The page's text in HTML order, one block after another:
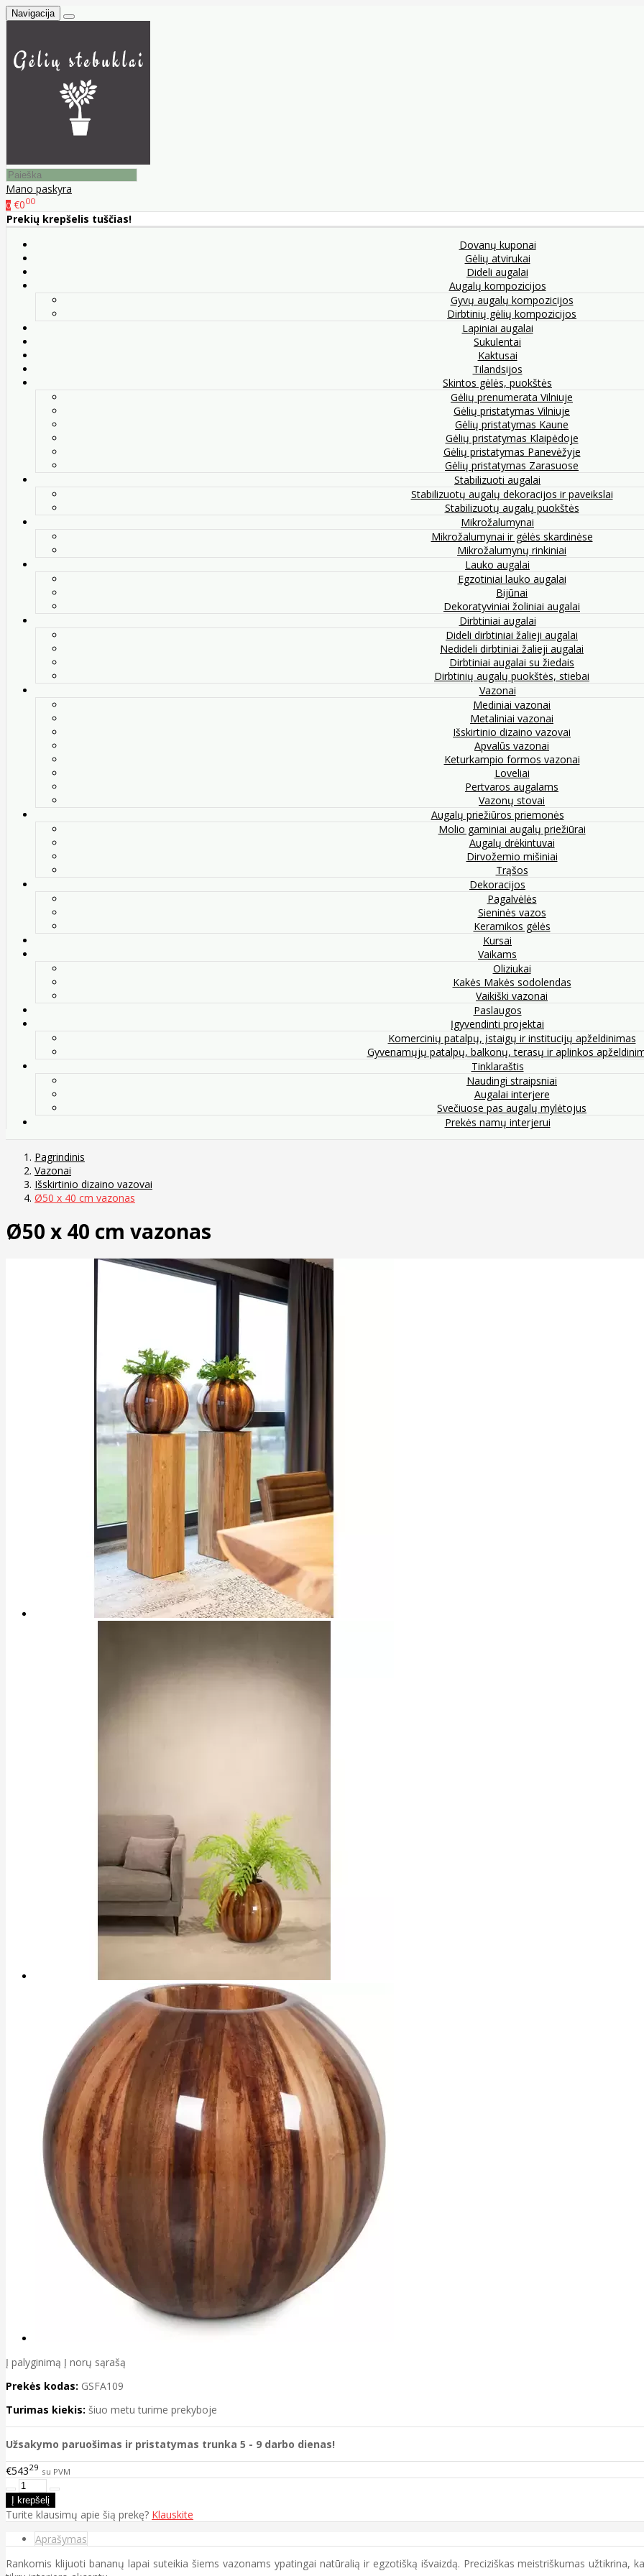
Navigacija
Mano paskyra
0 €000
Prekių krepšelis tuščias!
Dovanų kuponai
Gėlių atvirukai
Dideli augalai
Augalų kompozicijos
Gyvų augalų kompozicijos
Dirbtinių gėlių kompozicijos
Lapiniai augalai
Sukulentai
Kaktusai
Tilandsijos
Skintos gėlės, puokštės
Gėlių prenumerata Vilniuje
Gėlių pristatymas Vilniuje
Gėlių pristatymas Kaune
Gėlių pristatymas Klaipėdoje
Gėlių pristatymas Panevėžyje
Gėlių pristatymas Zarasuose
Stabilizuoti augalai
Stabilizuotų augalų dekoracijos ir paveikslai
Stabilizuotų augalų puokštės
Mikrožalumynai
Mikrožalumynai ir gėlės skardinėse
Mikrožalumynų rinkiniai
Lauko augalai
Egzotiniai lauko augalai
Bijūnai
Dekoratyviniai žoliniai augalai
Dirbtiniai augalai
Dideli dirbtiniai žalieji augalai
Nedideli dirbtiniai žalieji augalai
Dirbtiniai augalai su žiedais
Dirbtinių augalų puokštės, stiebai
Vazonai
Mediniai vazonai
Metaliniai vazonai
Išskirtinio dizaino vazovai
Apvalūs vazonai
Keturkampio formos vazonai
Loveliai
Pertvaros augalams
Vazonų stovai
Augalų priežiūros priemonės
Molio gaminiai augalų priežiūrai
Augalų drėkintuvai
Dirvožemio mišiniai
Trąšos
Dekoracijos
Pagalvėlės
Sieninės vazos
Keramikos gėlės
Kursai
Vaikams
Oliziukai
Kakės Makės sodolendas
Vaikiški vazonai
Paslaugos
Įgyvendinti projektai
Komercinių patalpų, įstaigų ir institucijų apželdinimas
Gyvenamųjų patalpų, balkonų, terasų ir aplinkos
Tinklaraštis
Naudingi straipsniai
Augalai interjere
Svečiuose pas augalų mylėtojus
Prekės namų interjerui
Pagrindinis
Vazonai
Išskirtinio dizaino vazovai
Ø50 x 40 cm vazonas
Ø50 x 40 cm vazonas
Į palyginimą Į norų sąrašą
Prekės kodas: GSFA109
Turimas kiekis: šiuo metu turime prekyboje
Užsakymo paruošimas ir pristatymas trunka 5 - 9 darbo dienas!
€54329 su PVM
Turite klausimų apie šią prekę? Klauskite
Aprašymas
Rankomis klijuoti bananų lapai suteikia šiems vazonams ypatingai natūralią ir egzotišką išvaizdą. Preciziškas meistriškumas užtikrina,